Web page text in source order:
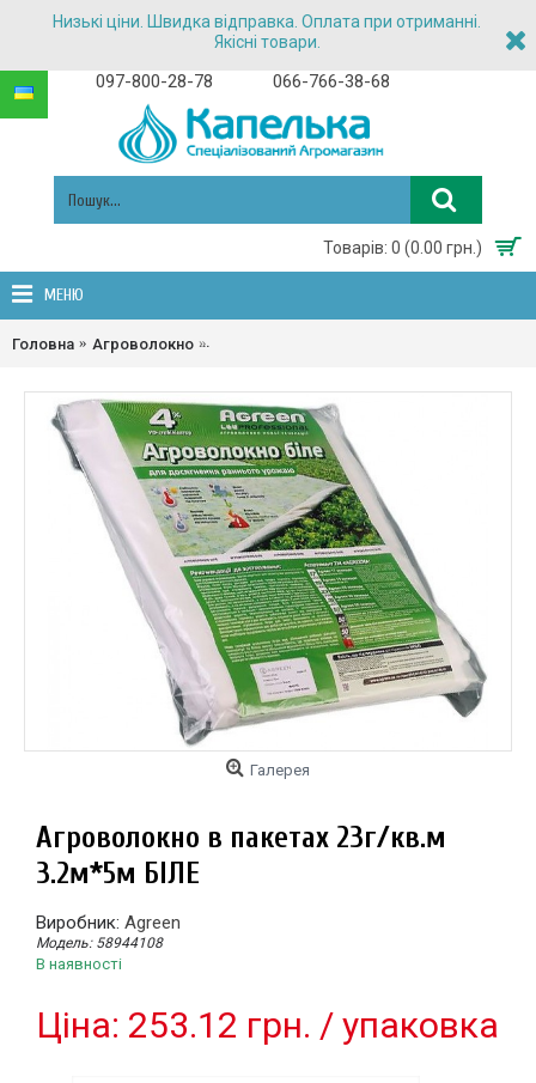
Низькі ціни. Швидка відправка. Оплата при отриманні.
Якісні товари.
097-800-28-78 066-766-38-68
Товарів: 0 (0.00 грн.)
МЕНЮ
Головна Агроволокно Агроволокно в пакетах 23г/кв.м 3.2м*5м
Галерея
Агроволокно в пакетах 23г/кв.м
3.2м*5м БІЛЕ
Виробник: Agreen
Модель: 58944108
В наявності
Цiна: 253.12 грн. / упаковка